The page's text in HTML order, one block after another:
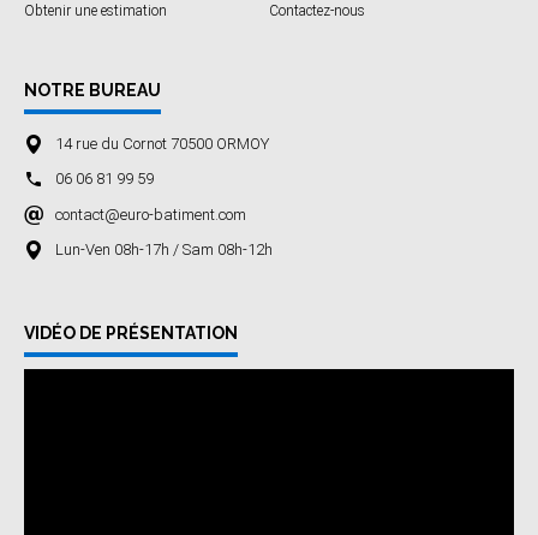
Obtenir une estimation Contactez-nous
NOTRE BUREAU
14 rue du Cornot 70500 ORMOY
06 06 81 99 59
contact@euro-batiment.com
Lun-Ven 08h-17h / Sam 08h-12h
VIDÉO DE PRÉSENTATION